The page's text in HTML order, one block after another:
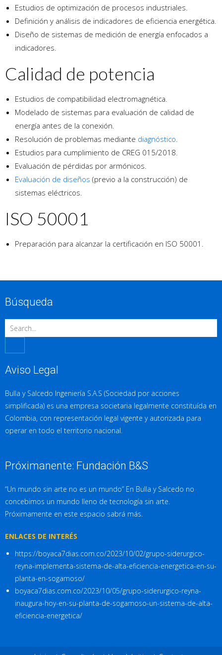
Estudios de optimización de procesos industriales.
Definición y análisis de indicadores de eficiencia energética.
Diseño de sistemas de medición de energía enfocados a
indicadores.
Calidad de potencia
Estudios de compatibilidad electromagnética.
Modelado de sistemas para evaluación de calidad de
energía antes de la conexión.
Resolución de problemas mediante diagnóstico.
Estudios para cumplimiento de CREG 015/2018.
Evaluación de pérdidas por armónicos.
Evaluación de diseños (previo a la construcción) de
sistemas eléctricos.
ISO 50001
Preparación para alcanzar la certificación en ISO 50001.
Búsqueda
Aviso Legal
Bulla y Salcedo Ingeniería S.A.S (Sociedad por acciones
simplificada) es una empresa societaria legalmente constituída en
Colombia, con representación legal vigente y autorizada para
operar en todo el territorio nacional.
Próximanente: Fundación B&S
“Un mundo sin arte no es un mundo” En Bulla y Salcedo no
concebimos un mundo lleno de tecnología sin arte.
Próximamente en este espacio sabrá más.
ENLACES DE INTERÉS
https://boyaca7dias.com.co/2023/10/02/grupo-siderurgico-
reyna-implementa-sistema-de-alta-eficiencia-energetica-en-su-
planta-en-sogamoso/
boyaca7dias.com.co/2023/10/05/grupo-siderurgico-reyna-
inaugura-hoy-en-su-planta-de-sogamoso-un-sistema-de-alta-
eficiencia-energetica/